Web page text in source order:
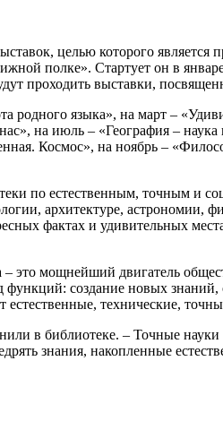
целью которого
полке». Стартует он в
проходить выставки,
родного языка», на март –
на июль – «География –
Космос», на ноябрь –
по естественным, точным и
архитектуре,
фактах и удивительных
это мощнейший двигатель
создание новых
технические,
в библиотеке. – Точные
знания, накопленные